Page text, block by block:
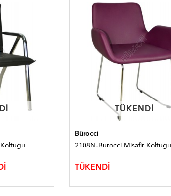
TÜKENDI
TÜKENDI
Bürocci
2108N-Bürocci Misafir Koltuğu
TÜKENDİ